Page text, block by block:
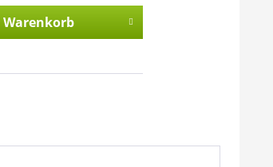
Warenkorb